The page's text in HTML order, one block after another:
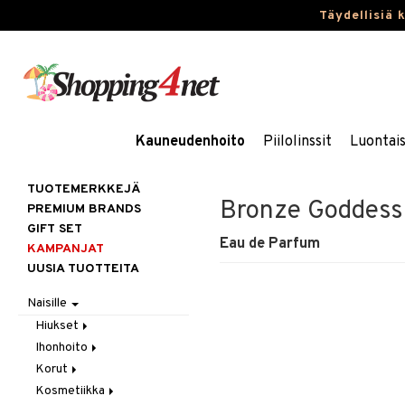
Täydellisiä
Kauneudenhoito Piilolinssit
Bronze
Eau de Parfum
TUOTEMERKKEJÄ
PREMIUM BRANDS
GIFT SET
KAMPANJAT
UUSIA TUOTTEITA
Naisille
Hiukset
Gift Set
Harjat / Kammat
Hiuskuurit
Ihonhoito
Aurinkotuotteet
Erikoistuotteet
Korut
Kaulakorut
Kosmetiikka